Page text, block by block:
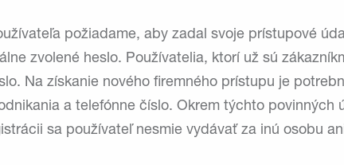
požiadame, aby zadal svoje prístupové
zvolené heslo. Používatelia, ktorí už sú
Na získanie nového firemného prístupu je
a telefónne číslo. Okrem týchto povinných
sa používateľ nesmie vydávať za inú osobu